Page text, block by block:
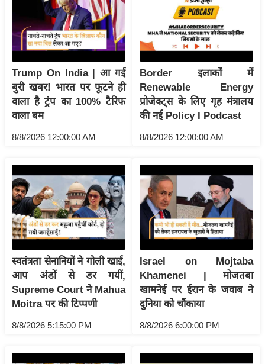
L
2
0
2
6
क्रा
इ
म
-
पे
प
र
मि
ल
बे
मि
सा
श
Trump On India | आ गई
बुरी खबर! भारत पर फूटने ही
वाला है ट्रंप का 100% टैरिफ
वाला बम
8/8/2026 12:00:00 AM
Border इलाकों में
Renewable Energy
प्रोजेक्ट्स के लिए गृह मंत्रालय
की नई Policy I Podcast
8/8/2026 12:00:00 AM
स्वतंत्रता सेनानियों ने गोली खाई,
आप अंडों से डर गयीं,
Supreme Court ने Mahua
Moitra पर की टिप्पणी
8/8/2026 5:15:00 PM
Israel on Mojtaba
Khamenei | मोजतबा
खामनेई पर ईरान के जवाब ने
दुनिया को चौंकाया
8/8/2026 6:00:00 PM